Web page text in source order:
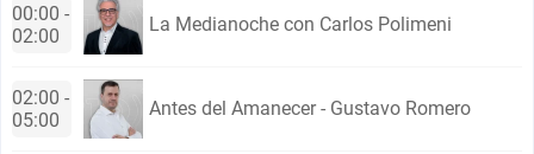
00:00 -
02:00
La Medianoche con Carlos Polimeni
02:00 -
05:00
Antes del Amanecer - Gustavo Romero